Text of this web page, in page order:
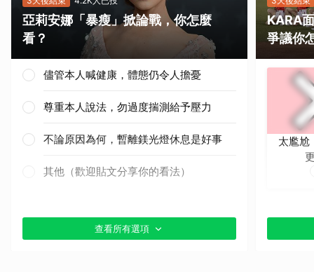
亞莉安娜「暴瘦」掀論戰，你怎麼
看？
儘管本人喊健康，體態仍令人擔憂
尊重本人說法，勿過度揣測給予壓力
不論原因為何，暫離鎂光燈休息是好事
其他（歡迎貼文分享你的看法）
查看所有選項
KARA
爭議你
太尷尬